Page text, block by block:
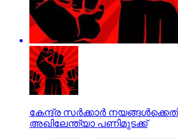
കേന്ദ്ര സർക്കാർ
അഖിലേന്ത്യാ പണിമുടക്ക്